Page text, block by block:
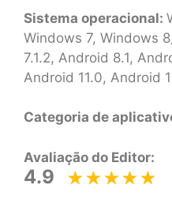
Sistema operacional:
Windows 7, Windows
7.1.2, Android 8.1,
Android 11.0, Android
Categoria de
Avaliação do Editor:
4.9